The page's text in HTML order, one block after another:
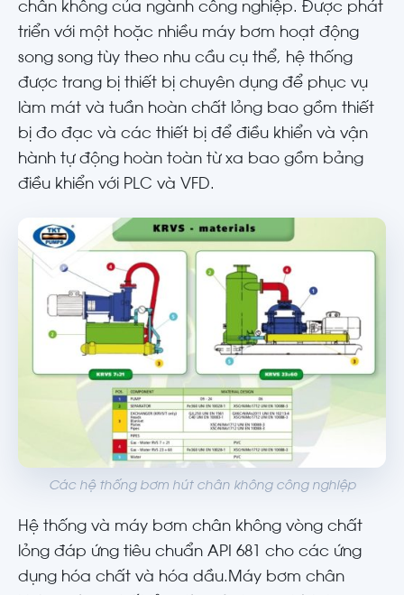
chân không của ngành công nghiệp. Được phát
triển với một hoặc nhiều máy bơm hoạt động
song song tùy theo nhu cầu cụ thể, hệ thống
được trang bị thiết bị chuyên dụng để phục vụ
làm mát và tuần hoàn chất lỏng bao gồm thiết
bị đo đạc và các thiết bị để điều khiển và vận
hành tự động hoàn toàn từ xa bao gồm bảng
điều khiển với PLC và VFD.
Các hệ thống bơm hút chân không công nghiệp
Hệ thống và máy bơm chân không vòng chất
lỏng đáp ứng tiêu chuẩn API 681 cho các ứng
dụng hóa chất và hóa dầu.Máy bơm chân